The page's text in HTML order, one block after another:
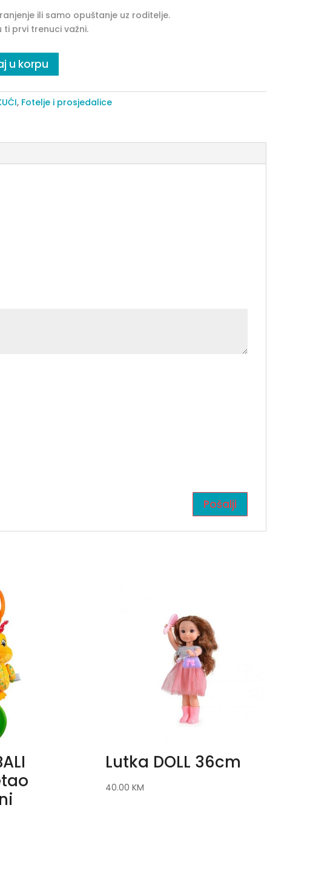
ili samo opuštanje uz roditelje.
ti prvi trenuci važni.
u korpu
, Fotelje i prosjedalice
Lutka DOLL 36cm
40.00KM